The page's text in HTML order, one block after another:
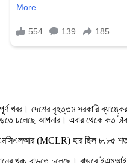
খবর। দেশের বৃহত্তম সরকারি
চলেছে আপনার। এবার থেকে কত
(MCLR) হার ছিল ৮.৮৫